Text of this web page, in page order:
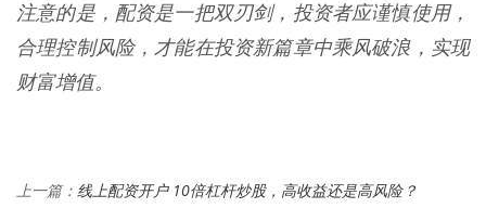
注意的是，配资是一把双刃剑，投资者应谨慎使用，
合理控制风险，才能在投资新篇章中乘风破浪，实现
财富增值。
上一篇： 线上配资开户 10倍杠杆炒股，高收益还是高风险？